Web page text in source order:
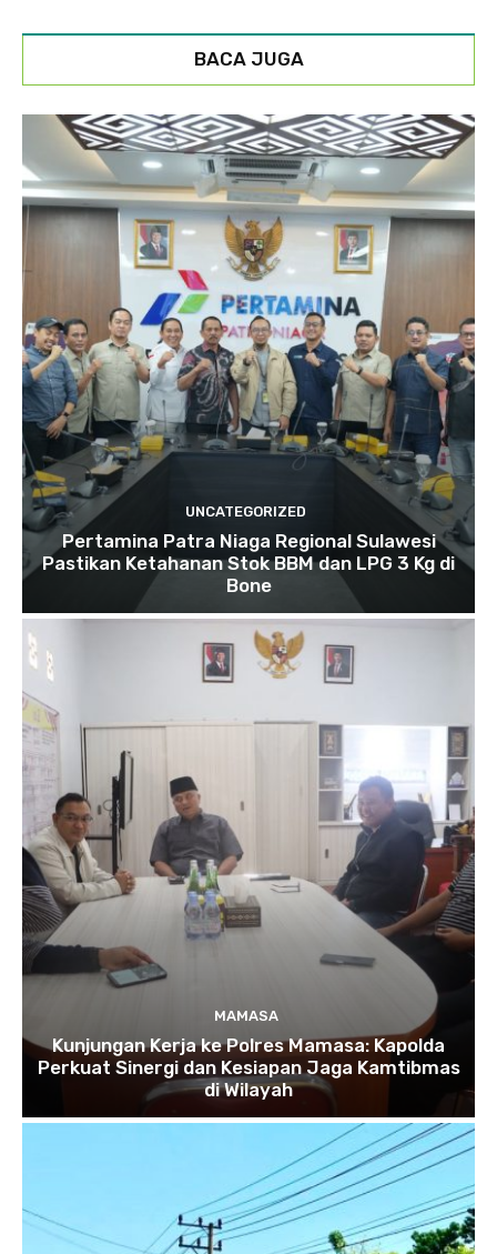
BACA JUGA
UNCATEGORIZED
Pertamina Patra Niaga Regional Sulawesi
Pastikan Ketahanan Stok BBM dan LPG 3 Kg di
Bone
MAMASA
Kunjungan Kerja ke Polres Mamasa: Kapolda
Perkuat Sinergi dan Kesiapan Jaga Kamtibmas
di Wilayah